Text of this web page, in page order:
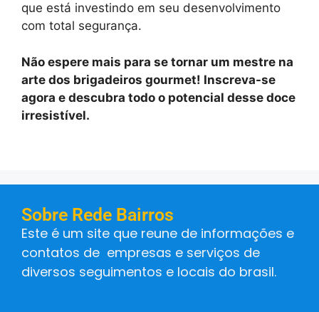
que está investindo em seu desenvolvimento
com total segurança.
Não espere mais para se tornar um mestre na
arte dos brigadeiros gourmet! Inscreva-se
agora e descubra todo o potencial desse doce
irresistível.
Sobre Rede Bairros
Este é um site que reune de informações e
contatos de empresas e serviços de
diversos seguimentos e locais do brasil.